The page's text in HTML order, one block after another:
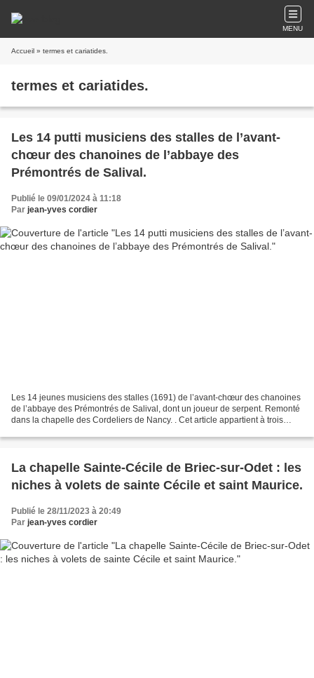
MENU
Accueil » termes et cariatides.
termes et cariatides.
Les 14 putti musiciens des stalles de l’avant-
chœur des chanoines de l’abbaye des
Prémontrés de Salival.
Publié le 09/01/2024 à 11:18
Par jean-yves cordier
Les 14 jeunes musiciens des stalles (1691) de l’avant-chœur des chanoines
de l’abbaye des Prémontrés de Salival, dont un joueur de serpent. Remonté
dans la chapelle des Cordeliers de Nancy. . Cet article appartient à trois
La chapelle Sainte-Cécile de Briec-sur-Odet : les
niches à volets de sainte Cécile et saint Maurice.
Publié le 28/11/2023 à 20:49
Par jean-yves cordier